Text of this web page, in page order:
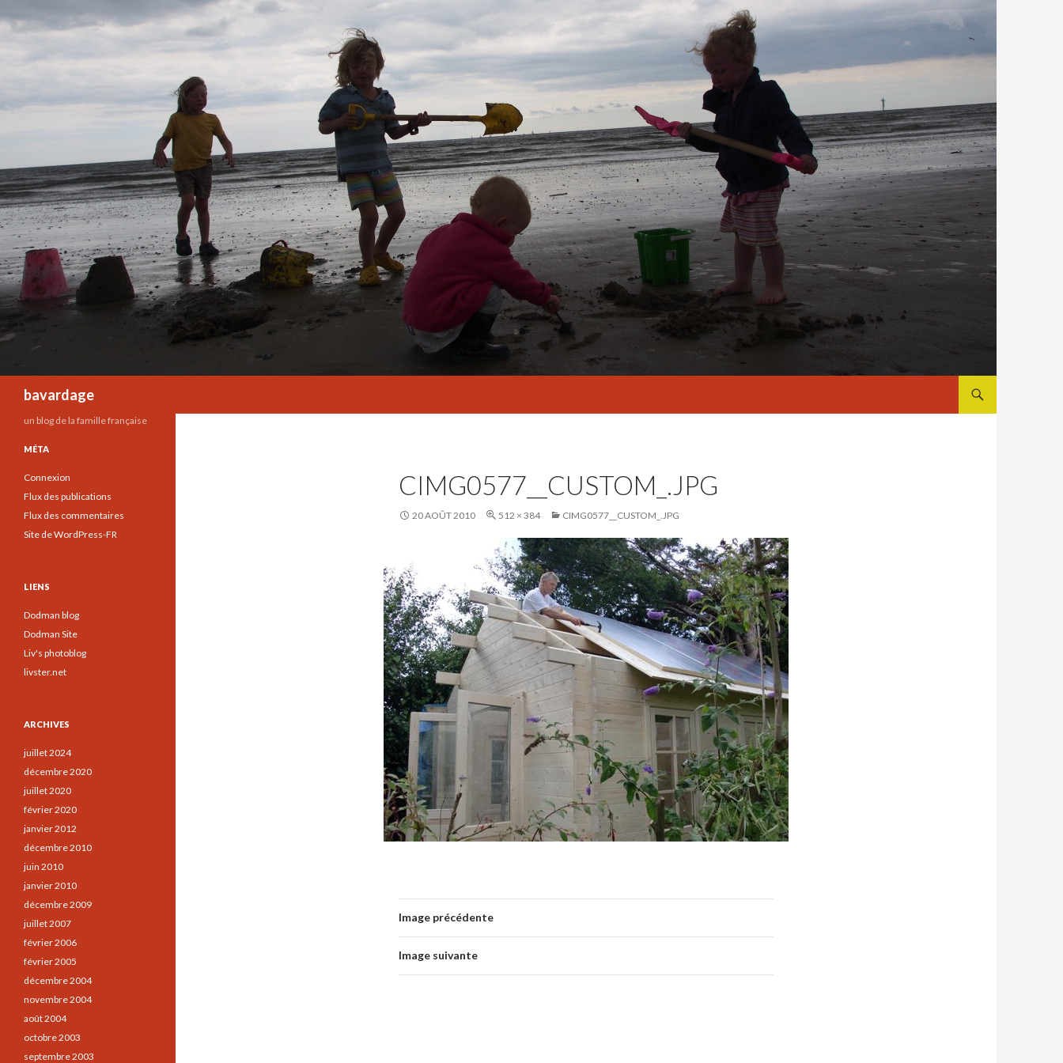
bavardage
CIMG0577__CUSTOM_.JPG
20 AOÛT 2010 512 × 384 CIMG0577__CUSTOM_.JPG
Image précédente
Image suivante
un blog de la famille française
MÉTA
Connexion
Flux des publications
Flux des commentaires
Site de WordPress-FR
LIENS
Dodman blog
Dodman Site
Liv's photoblog
livster.net
ARCHIVES
juillet 2024
décembre 2020
juillet 2020
février 2020
janvier 2012
décembre 2010
juin 2010
janvier 2010
décembre 2009
juillet 2007
février 2006
février 2005
décembre 2004
novembre 2004
août 2004
octobre 2003
septembre 2003